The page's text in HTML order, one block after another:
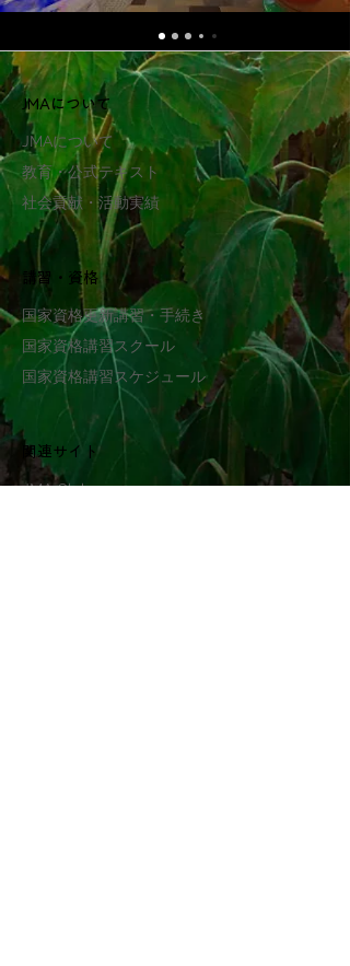
JMAについて
JMAについて
教育・公式テキスト
社会貢献・活動実績
講習・資格
国家資格更新講習・手続き
国家資格講習スクール
​​国家資格講習スケジュール
関連サイト
JMA Club